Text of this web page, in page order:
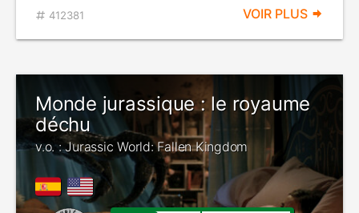
412381 VOIR PLUS
Monde jurassique : le royaume
déchu
v.o. : Jurassic World: Fallen Kingdom